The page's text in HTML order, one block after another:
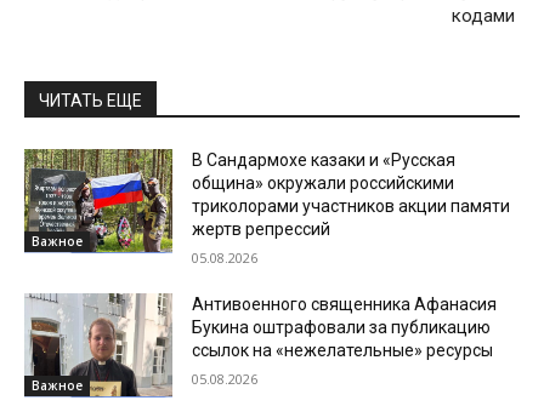
кодами
ЧИТАТЬ ЕЩЕ
Важное
В Сандармохе казаки и «Русская
община» окружали российскими
триколорами участников акции памяти
жертв репрессий
05.08.2026
Важное
Антивоенного священника Афанасия
Букина оштрафовали за публикацию
ссылок на «нежелательные» ресурсы
05.08.2026